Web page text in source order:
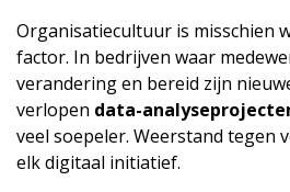
Organisatiecultuur is misschien
factor. In bedrijven waar
verandering en bereid zijn
verlopen data-
veel soepeler. Weerstand tegen
elk digitaal initiatief.